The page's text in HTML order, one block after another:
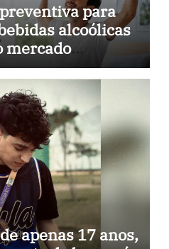
para
alcoólicas
mercado
apenas 17 anos,